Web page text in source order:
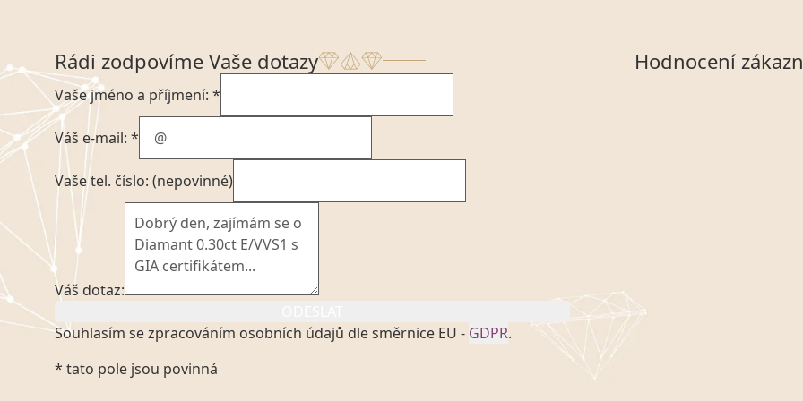
Rádi zodpovíme Vaše dotazy
Vaše jméno a příjmení: *
Váš e-mail: *
Vaše tel. číslo: (nepovinné)
Váš dotaz:
Souhlasím se zpracováním osobních údajů dle směrnice EU - GDPR.
Kliknutím na výše uvedený odkaz, v souladu se zákonem č. 101/2000 Sb. v
platném znění výslovně souhlasím se zpracováním a uchováním veškerých
* tato pole jsou povinná
Hodnocení